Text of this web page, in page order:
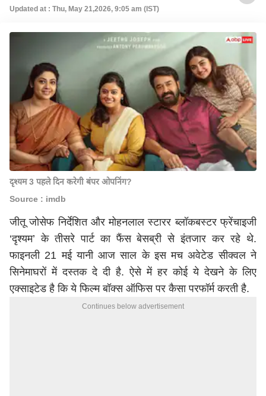
Updated at : Thu, May 21,2026, 9:05 am (IST)
दृश्यम 3 पहले दिन करेगी बंपर ओपनिंग?
Source : imdb
जीतू जोसेफ निर्देशित और मोहनलाल स्टारर ब्लॉकबस्टर फ्रेंचाइजी
‘दृश्यम’ के तीसरे पार्ट का फैंस बेसब्री से इंतजार कर रहे थे.
फाइनली 21 मई यानी आज साल के इस मच अवेटेड सीक्वल ने
सिनेमाघरों में दस्तक दे दी है. ऐसे में हर कोई ये देखने के लिए
एक्साइटेड है कि ये फिल्म बॉक्स ऑफिस पर कैसा परफॉर्म करती है.
Continues below advertisement